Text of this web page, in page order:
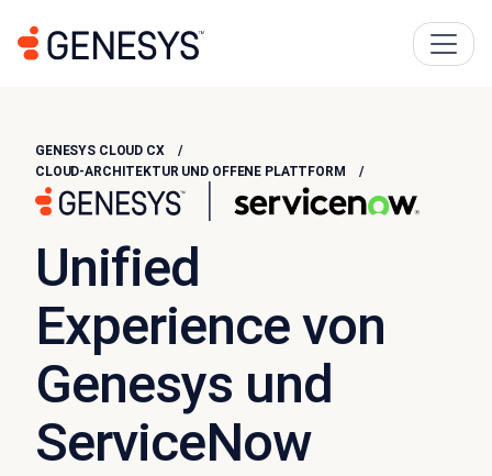
GENESYS CLOUD CX
CLOUD-ARCHITEKTUR UND OFFENE PLATTFORM
Unified
Experience von
Genesys und
ServiceNow